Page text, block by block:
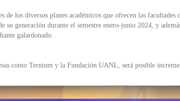
de los diversos planes académicos que ofrecen las
generación durante el semestre enero-junio 2024, y
galardonado.
como Ternium y la Fundación UANL, será posible